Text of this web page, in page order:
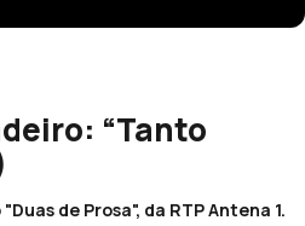
“Tanto
de Prosa", da RTP Antena 1.